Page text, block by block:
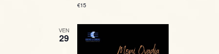
a
e
i
€15
VEN
29